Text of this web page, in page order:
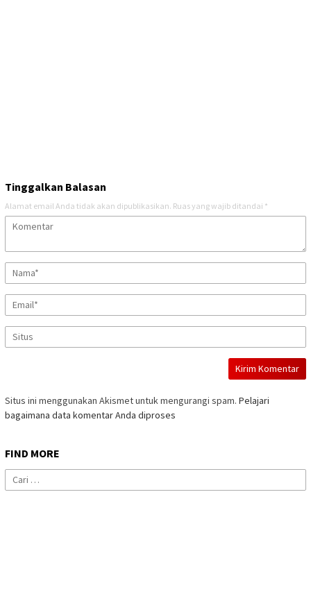
Tinggalkan Balasan
Alamat email Anda tidak akan dipublikasikan. Ruas yang wajib ditandai *
Situs ini menggunakan Akismet untuk mengurangi spam. Pelajari
bagaimana data komentar Anda diproses
FIND MORE
Cari
untuk: